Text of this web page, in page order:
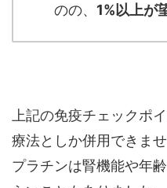
のの、 1%以上が
上記の免疫チェックポ
療法としか併用できま
プラチンは腎機能や年